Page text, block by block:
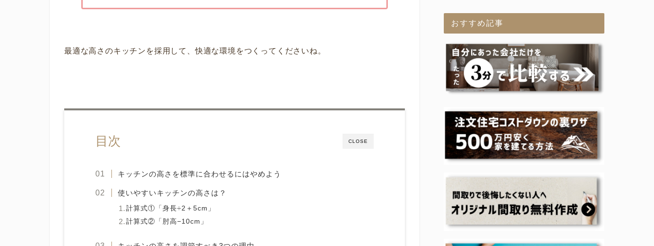
最適な高さのキッチンを採用して、快適な環境をつくってくださいね。
CLOSE
目次
キッチンの高さを標準に合わせるにはやめよう
使いやすいキッチンの高さは？
計算式①「身長÷2＋5cm」
計算式②「肘高−10cm」
おすすめ記事